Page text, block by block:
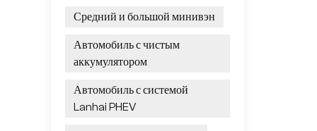
Средний и большой минивэн
Автомобиль с чистым
аккумулятором
Автомобиль с системой
Lanhai PHEV